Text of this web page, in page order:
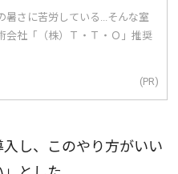
暑さに苦労している...そんな室
会社「（株）Ｔ・Ｔ・Ｏ」推奨
(PR)
し、このやり方がいい